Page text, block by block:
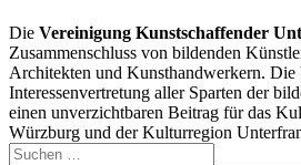
Die Vereinigung Kunstschaffender
Zusammenschluss von bildenden
Architekten und Kunsthandwerkern.
Interessenvertretung aller Sparten der
einen unverzichtbaren Beitrag für das
Würzburg und der Kulturregion
Suchen